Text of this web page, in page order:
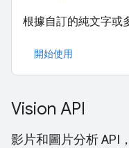
根據自訂的純文字或
開始使用
Vision API
影片和圖片分析 API